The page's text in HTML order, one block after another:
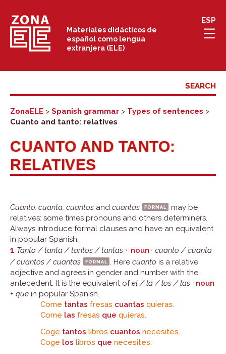
content
Materiales didácticos de
español como lengua
extranjera (ELE)
ESP
ZonaELE > Spanish grammar > Types of sentences >
Cuanto and tanto: relatives
CUANTO AND TANTO:
RELATIVES
Cuanto, cuanta, cuantos and cuantas formal may be
relatives: some times pronouns and others determiners.
Always introduce formal clauses and have an equivalent
in popular Spanish.
1 Tanto / tanta / tantos / tantas + noun+ cuanto / cuanta
/ cuantos / cuantas formal . Here cuanto is a relative
adjective and agrees in gender and number with the
antecedent. It is the equivalent ofel / la / los / las +noun
+ que in popular Spanish.
Come tantas fresas cuantas quieras.
Come las fresas que quieras.
Coge tantos libros cuantos necesites.
Coge los libros que necesites.